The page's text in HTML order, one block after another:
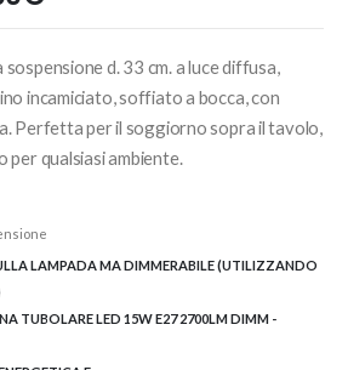
prezzo
è:
450,00€.
sospensione d. 33 cm. a luce diffusa,
incamiciato, soffiato a bocca, con
Perfetta per il soggiorno sopra il tavolo,
per qualsiasi ambiente.
LAMPADA MA DIMMERABILE (UTILIZZANDO
TUBOLARE LED 15W E27 2700LM DIMM -